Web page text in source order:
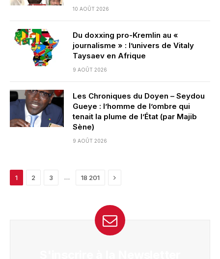
10 AOÛT 2026
Du doxxing pro-Kremlin au «
journalisme » : l’univers de Vitaly
Taysaev en Afrique
9 AOÛT 2026
Les Chroniques du Doyen – Seydou
Gueye : l’homme de l’ombre qui
tenait la plume de l’État (par Majib
Sène)
9 AOÛT 2026
1 2 3 … 18 201 Next